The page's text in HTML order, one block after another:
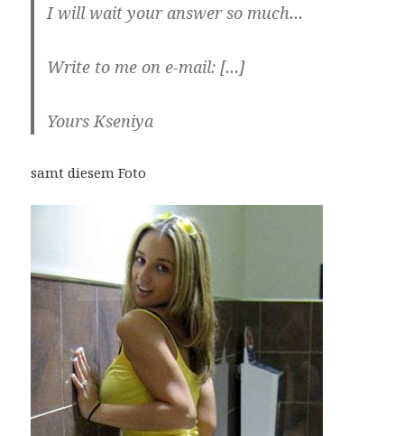
I will wait your answer so much…
Write to me on e-mail: […]
Yours Kseniya
samt diesem Foto